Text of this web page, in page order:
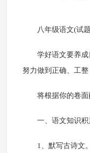
八年级语文(试题
学好语文要养
努力做到正确、工
将根据你的卷面
一、语文知识
1、默写古诗文